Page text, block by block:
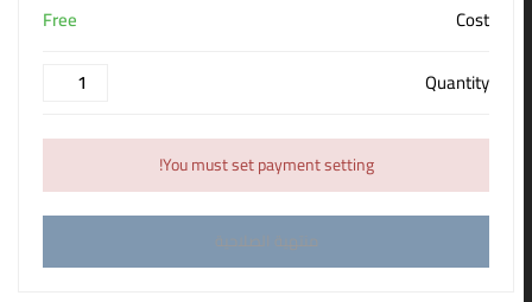
Cost
Free
Quantity
You must set payment setting!
منتهية الصلاحية